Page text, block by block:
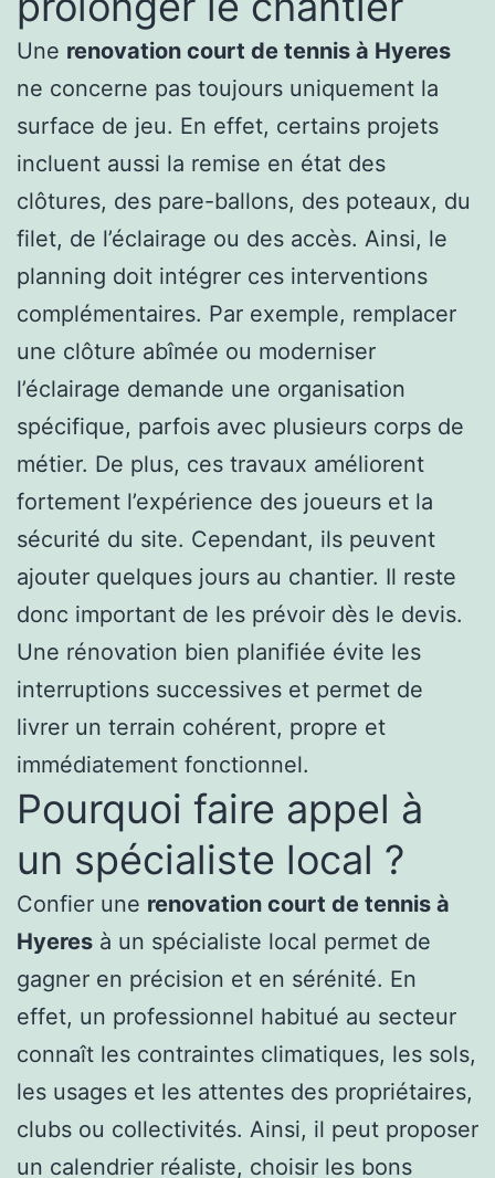
Une renovation court de tennis à Hyeres
ne concerne pas toujours uniquement la
surface de jeu. En effet, certains projets
incluent aussi la remise en état des
clôtures, des pare-ballons, des poteaux, du
filet, de l’éclairage ou des accès. Ainsi, le
planning doit intégrer ces interventions
complémentaires. Par exemple, remplacer
une clôture abîmée ou moderniser
l’éclairage demande une organisation
spécifique, parfois avec plusieurs corps de
métier. De plus, ces travaux améliorent
fortement l’expérience des joueurs et la
sécurité du site. Cependant, ils peuvent
ajouter quelques jours au chantier. Il reste
donc important de les prévoir dès le devis.
Une rénovation bien planifiée évite les
interruptions successives et permet de
livrer un terrain cohérent, propre et
immédiatement fonctionnel.
Pourquoi faire appel à
un spécialiste local ?
Confier une renovation court de tennis à
Hyeres à un spécialiste local permet de
gagner en précision et en sérénité. En
effet, un professionnel habitué au secteur
connaît les contraintes climatiques, les sols,
les usages et les attentes des propriétaires,
clubs ou collectivités. Ainsi, il peut proposer
un calendrier réaliste, choisir les bons